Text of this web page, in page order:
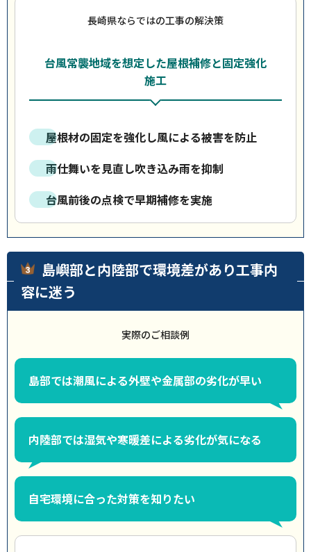
長崎県ならではの工事の解決策
台風常襲地域を想定した屋根補修と固定強化
施工
屋根材の固定を強化し風による被害を防止
雨仕舞いを見直し吹き込み雨を抑制
台風前後の点検で早期補修を実施
島嶼部と内陸部で環境差があり工事内
容に迷う
実際のご相談例
島部では潮風による外壁や金属部の劣化が早い
内陸部では湿気や寒暖差による劣化が気になる
自宅環境に合った対策を知りたい